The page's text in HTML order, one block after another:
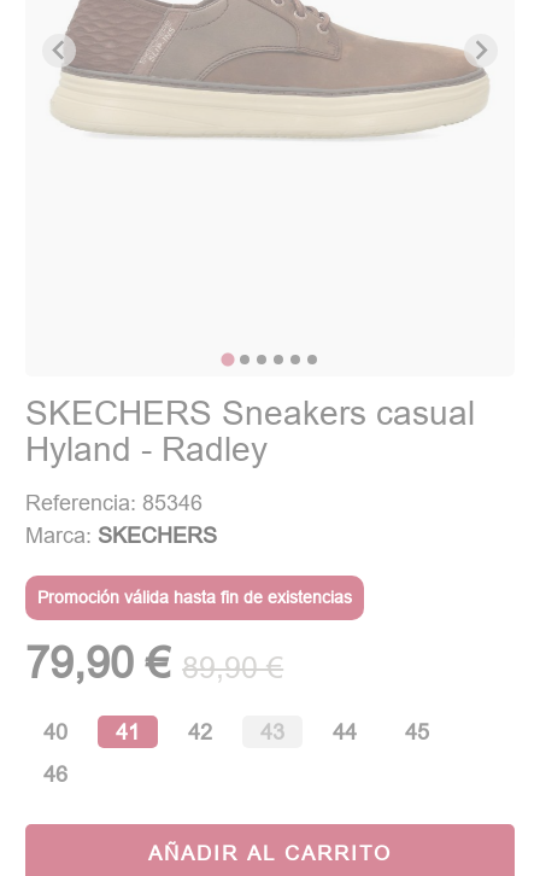
SKECHERS Sneakers casual
Hyland - Radley
Referencia: 85346
Marca: SKECHERS
Promoción válida hasta fin de existencias
79,90 € 89,90 €
40 41 42 43 44
45
46
AÑADIR AL CARRITO